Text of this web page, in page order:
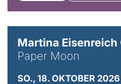
Martina
Paper Moon
SO., 18. OKTOBER 2026